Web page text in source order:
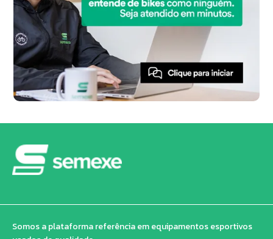
Somos a plataforma referência em equipamentos esportivos